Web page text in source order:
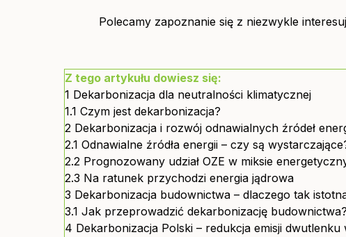
Polecamy zapoznanie się z niezwykle
Z tego artykułu dowiesz się:
1 Dekarbonizacja dla neutralności klimatycznej
1.1 Czym jest dekarbonizacja?
2 Dekarbonizacja i rozwój odnawialnych źródeł
2.1 Odnawialne źródła energii – czy są
2.2 Prognozowany udział OZE w miksie
2.3 Na ratunek przychodzi energia jądrowa
3 Dekarbonizacja budownictwa – dlaczego tak
3.1 Jak przeprowadzić dekarbonizację budownictwa?
4 Dekarbonizacja Polski – redukcja emisji dwutlenku